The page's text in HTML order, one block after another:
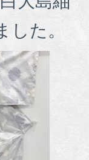
した。